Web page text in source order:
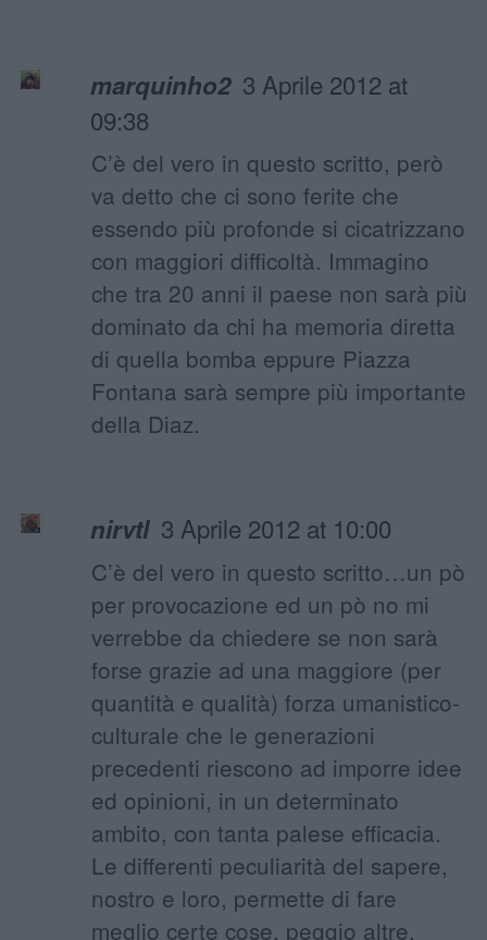
marquinho2 3 Aprile 2012 at
09:38
C’è del vero in questo scritto, però
va detto che ci sono ferite che
essendo più profonde si cicatrizzano
con maggiori difficoltà. Immagino
che tra 20 anni il paese non sarà più
dominato da chi ha memoria diretta
di quella bomba eppure Piazza
Fontana sarà sempre più importante
della Diaz.
nirvtl 3 Aprile 2012 at 10:00
C’è del vero in questo scritto…un pò
per provocazione ed un pò no mi
verrebbe da chiedere se non sarà
forse grazie ad una maggiore (per
quantità e qualità) forza umanistico-
culturale che le generazioni
precedenti riescono ad imporre idee
ed opinioni, in un determinato
ambito, con tanta palese efficacia.
Le differenti peculiarità del sapere,
nostro e loro, permette di fare
meglio certe cose, peggio altre.